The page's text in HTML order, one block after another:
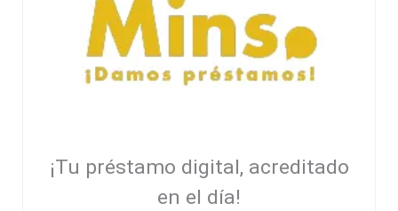
¡Tu préstamo digital, acreditado
en el día!